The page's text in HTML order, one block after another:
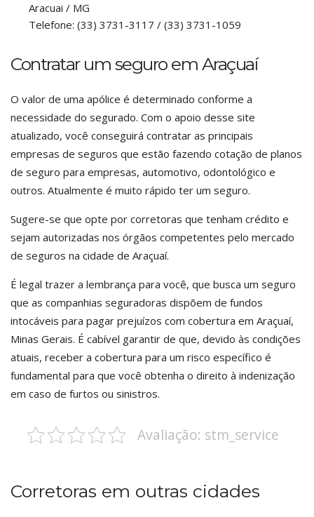
Aracuai / MG
Telefone: (33) 3731-3117 / (33) 3731-1059
Contratar um seguro em Araçuaí
O valor de uma apólice é determinado conforme a
necessidade do segurado. Com o apoio desse site
atualizado, você conseguirá contratar as principais
empresas de seguros que estão fazendo cotação de planos
de seguro para empresas, automotivo, odontológico e
outros. Atualmente é muito rápido ter um seguro.
Sugere-se que opte por corretoras que tenham crédito e
sejam autorizadas nos órgãos competentes pelo mercado
de seguros na cidade de Araçuaí.
É legal trazer a lembrança para você, que busca um seguro
que as companhias seguradoras dispõem de fundos
intocáveis para pagar prejuízos com cobertura em Araçuaí,
Minas Gerais. É cabível garantir de que, devido às condições
atuais, receber a cobertura para um risco específico é
fundamental para que você obtenha o direito à indenização
em caso de furtos ou sinistros.
Avaliação: stm_service
Corretoras em outras cidades